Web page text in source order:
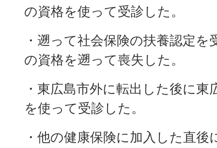
の資格を使って受診した。
・遡って社会保険の扶養認定を
の資格を遡って喪失した。
・東広島市外に転出した後に東
を使って受診した。
・他の健康保険に加入した直